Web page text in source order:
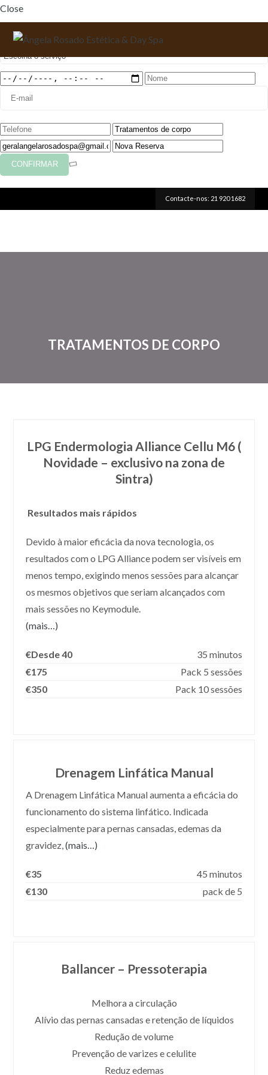
Close
Contacte-nos: 21 920 1682
TRATAMENTOS DE CORPO
LPG Endermologia Alliance Cellu M6 (
Novidade – exclusivo na zona de
Sintra)
Resultados mais rápidos
Devido à maior eficácia da nova tecnologia, os
resultados com o LPG Alliance podem ser visíveis em
menos tempo, exigindo menos sessões para alcançar
os mesmos objetivos que seriam alcançados com
mais sessões no Keymodule.
(mais…)
€Desde 40
35 minutos
€175
Pack 5 sessões
€350
Pack 10 sessões
Drenagem Linfática Manual
A Drenagem Linfática Manual aumenta a eficácia do
funcionamento do sistema linfático. Indicada
especialmente para pernas cansadas, edemas da
gravidez,(mais…)
€35
45 minutos
€130
pack de 5
Ballancer – Pressoterapia
Melhora a circulação
Alívio das pernas cansadas e retenção de líquidos
Redução de volume
Prevenção de varizes e celulite
Reduz edemas